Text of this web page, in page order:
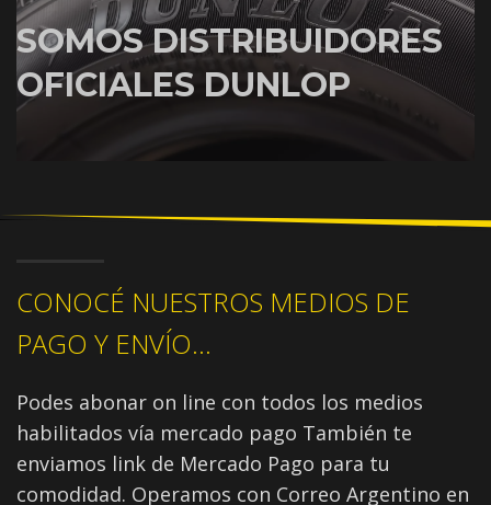
SOMOS DISTRIBUIDORES
OFICIALES DUNLOP
CONOCÉ NUESTROS MEDIOS DE
PAGO Y ENVÍO...
Podes abonar on line con todos los medios
habilitados vía mercado pago También te
enviamos link de Mercado Pago para tu
comodidad. Operamos con Correo Argentino en